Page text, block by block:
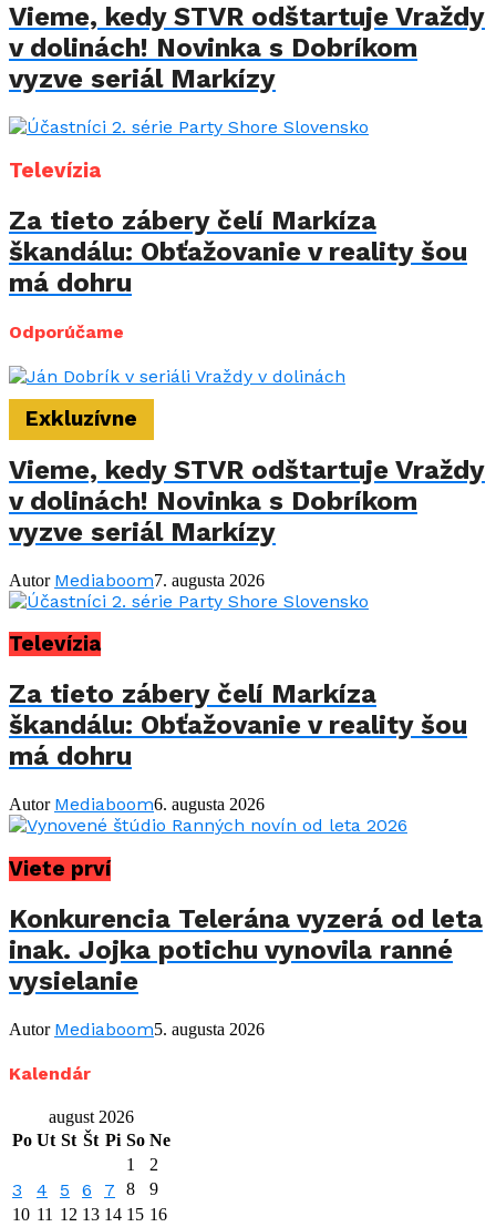
Vieme, kedy STVR odštartuje Vraždy
v dolinách! Novinka s Dobríkom
vyzve seriál Markízy
Televízia
Za tieto zábery čelí Markíza
škandálu: Obťažovanie v reality šou
má dohru
Odporúčame
Exkluzívne
Vieme, kedy STVR odštartuje Vraždy
v dolinách! Novinka s Dobríkom
vyzve seriál Markízy
Autor Mediaboom7. augusta 2026
Televízia
Za tieto zábery čelí Markíza
škandálu: Obťažovanie v reality šou
má dohru
Autor Mediaboom6. augusta 2026
Viete prví
Konkurencia Telerána vyzerá od leta
inak. Jojka potichu vynovila ranné
vysielanie
Autor Mediaboom5. augusta 2026
Kalendár
august 2026
Po Ut St Št Pi So Ne
1
2
3 4 5 6 7 8
9
10 11 12 13 14 15 16